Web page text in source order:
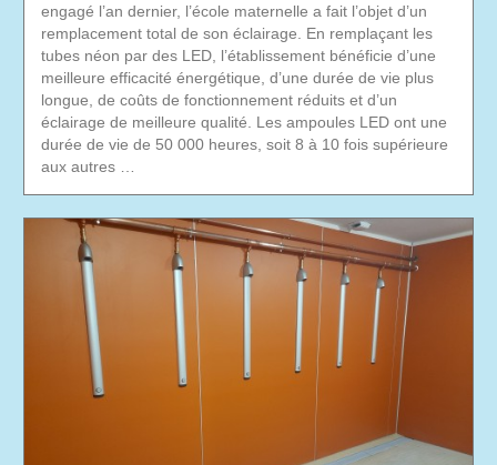
engagé l’an dernier, l’école maternelle a fait l’objet d’un
remplacement total de son éclairage. En remplaçant les
tubes néon par des LED, l’établissement bénéficie d’une
meilleure efficacité énergétique, d’une durée de vie plus
longue, de coûts de fonctionnement réduits et d’un
éclairage de meilleure qualité. Les ampoules LED ont une
durée de vie de 50 000 heures, soit 8 à 10 fois supérieure
aux autres …